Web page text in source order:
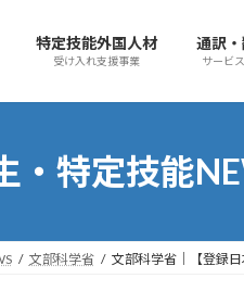
特定技能外国人材
受け入れ支援事業
通訳
サービ
・特定技能
文部科学省 文部科学省｜【登録